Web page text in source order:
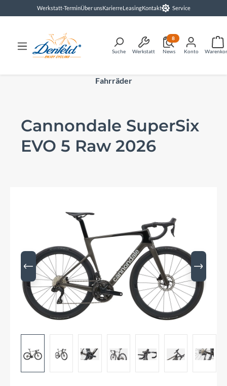
springenWerkstatt-TerminÜber unsKarierreLeasingKontakt Service
Suche Werkstatt News
8
Konto
Fahrräder
Cannondale SuperSix
EVO 5 Raw 2026